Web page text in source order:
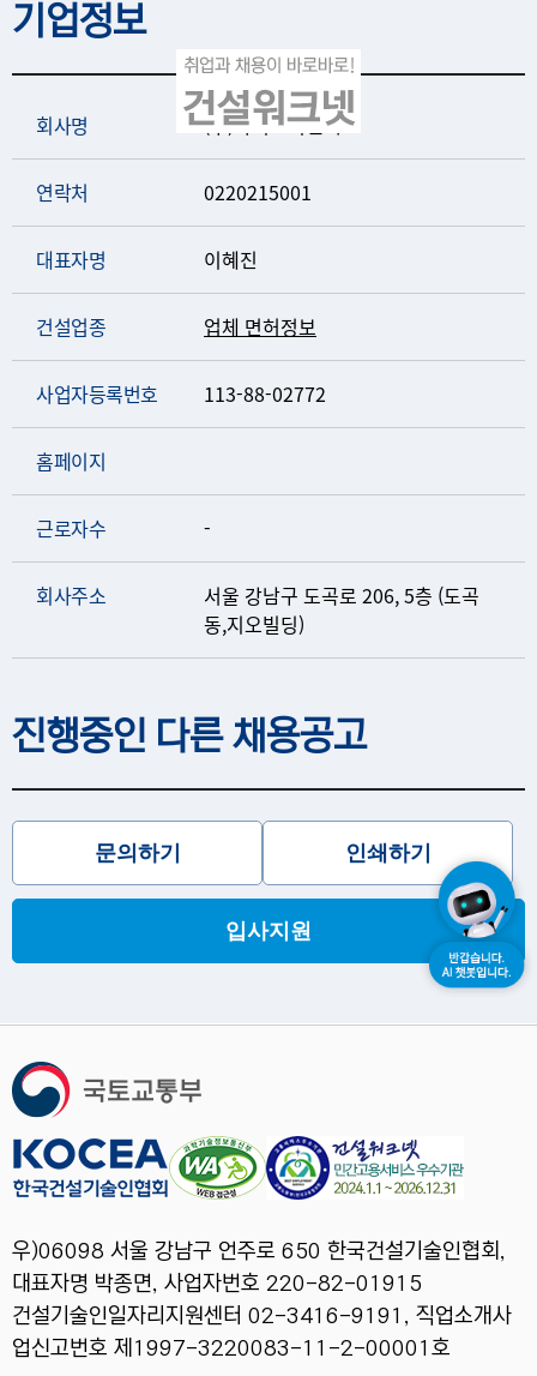
기업정보
회사명 (주)와이드디앤씨
연락처 0220215001
대표자명 이혜진
건설업종 업체 면허정보
사업자등록번호 113-88-02772
홈페이지
근로자수 -
회사주소
서울 강남구 도곡로 206, 5층 (도곡
동,지오빌딩)
진행중인 다른 채용공고
입사지원
문의하기 인쇄하기
우)06098 서울 강남구 언주로 650 한국건설기술인협회,
대표자명 박종면, 사업자번호 220-82-01915
건설기술인일자리지원센터 02-3416-9191, 직업소개사
업신고번호 제1997-3220083-11-2-00001호